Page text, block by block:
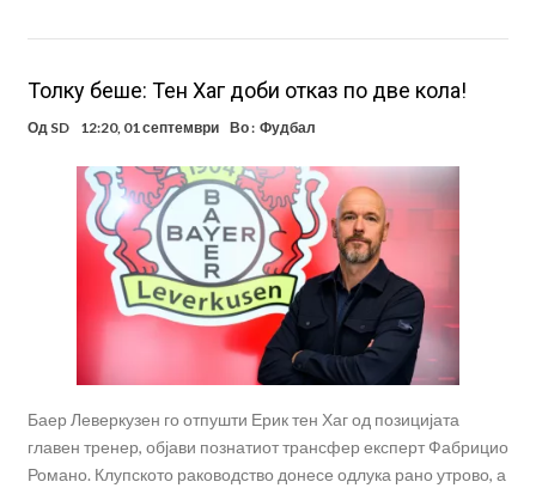
Toлку беше: Тен Хаг доби отказ по две кола!
Од SD 12:20, 01 септември Во : Фудбал
Баер Леверкузен го отпушти Ерик тен Хаг од позицијата
главен тренер, објави познатиот трансфер експерт Фабрицио
Романо. Клупското раководство донесе одлука рано утрово, а